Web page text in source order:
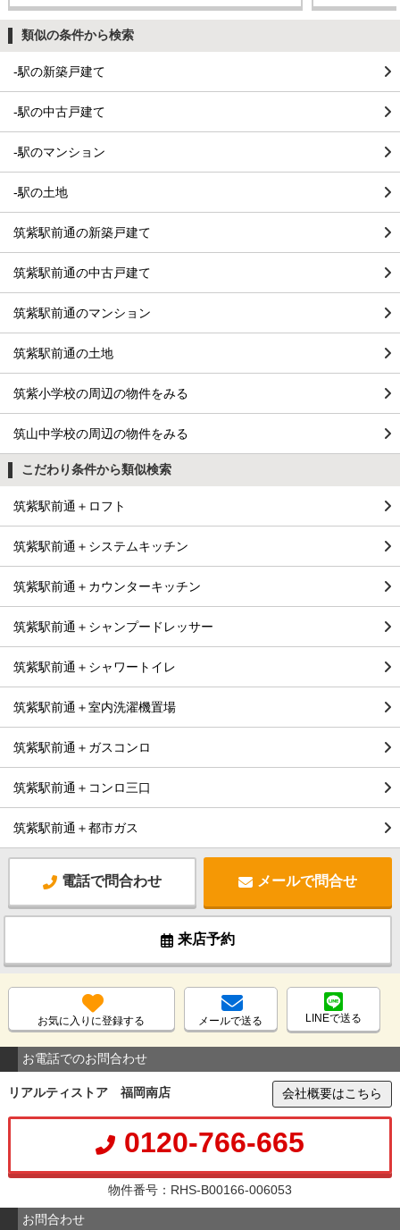
類似の条件から検索
-駅の新築戸建て
-駅の中古戸建て
-駅のマンション
-駅の土地
筑紫駅前通の新築戸建て
筑紫駅前通の中古戸建て
筑紫駅前通のマンション
筑紫駅前通の土地
筑紫小学校の周辺の物件をみる
筑山中学校の周辺の物件をみる
こだわり条件から類似検索
筑紫駅前通＋ロフト
筑紫駅前通＋システムキッチン
筑紫駅前通＋カウンターキッチン
筑紫駅前通＋シャンプードレッサー
筑紫駅前通＋シャワートイレ
筑紫駅前通＋室内洗濯機置場
筑紫駅前通＋ガスコンロ
筑紫駅前通＋コンロ三口
筑紫駅前通＋都市ガス
電話で問合わせ メールで問合せ
来店予約
お気に入りに登録する メールで送る LINEで送る
お電話でのお問合わせ
リアルティストア 福岡南店 会社概要はこちら
0120-766-665
物件番号：RHS-B00166-006053
お問合わせ